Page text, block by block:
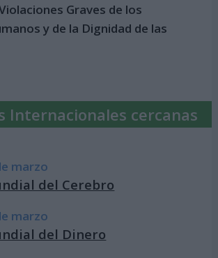
Graves de los
y de la Dignidad de las
Internacionales cercanas
marzo
del Cerebro
marzo
del Dinero